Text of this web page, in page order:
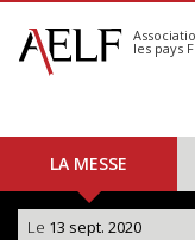
S'abonner
Calendrier
les pays
LA MESSE
Le 13 sept. 2020